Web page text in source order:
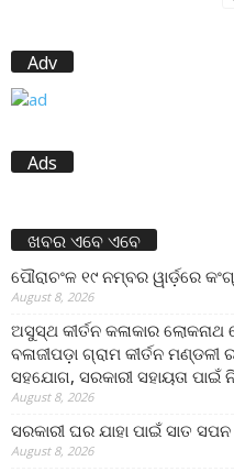
Adv
Ads
ଖବର ଏବେ ଏବେ
ପୌରାଚଂଳ ୧୯ ନମ୍ବର ୱାର୍ଡ଼ରେ
August 8, 2026
ଅସୁସ୍ଥ କୀର୍ତନ କଳାକାର
ବଳାଜୀପଡ଼ା ଗ୍ରାମ କୀର୍ତନ
ସହଯୋଗ, ସରକାରୀ ସହାୟତା ପାଇଁ
August 8, 2026
ସରକାରୀ ଘର ଯାହା ପାଇଁ ସାତ ସପନ
August 8, 2026